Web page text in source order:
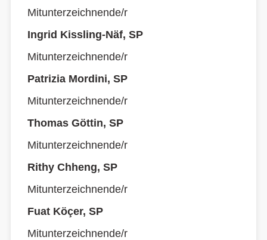
Mitunterzeichnende/r
Ingrid Kissling-Näf, SP
Mitunterzeichnende/r
Patrizia Mordini, SP
Mitunterzeichnende/r
Thomas Göttin, SP
Mitunterzeichnende/r
Rithy Chheng, SP
Mitunterzeichnende/r
Fuat Köçer, SP
Mitunterzeichnende/r